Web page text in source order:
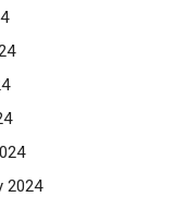
2024